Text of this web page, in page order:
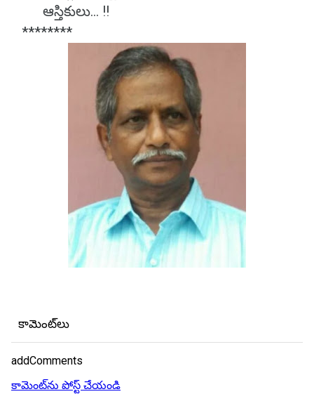
ఆస్తికులు... !!
********
కామెంట్‌లు
addComments
కామెంట్‌ను పోస్ట్ చేయండి